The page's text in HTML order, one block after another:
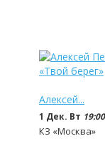
Алексей...
1 Дек. Вт 19:00
КЗ «Москва»